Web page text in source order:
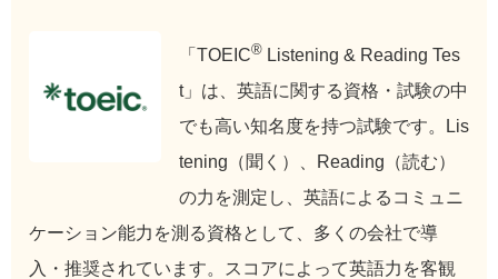
「TOEIC®Listening & Reading Tes
t」は、英語に関する資格・試験の中
でも高い知名度を持つ試験です。Lis
tening（聞く）、Reading（読む）
の力を測定し、英語によるコミュニ
ケーション能力を測る資格として、多くの会社で導
入・推奨されています。スコアによって英語力を客観